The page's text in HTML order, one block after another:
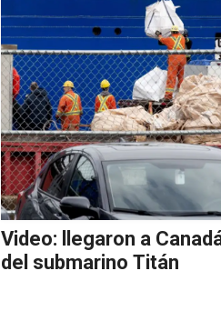
Video: llegaron a
del submarino Titán